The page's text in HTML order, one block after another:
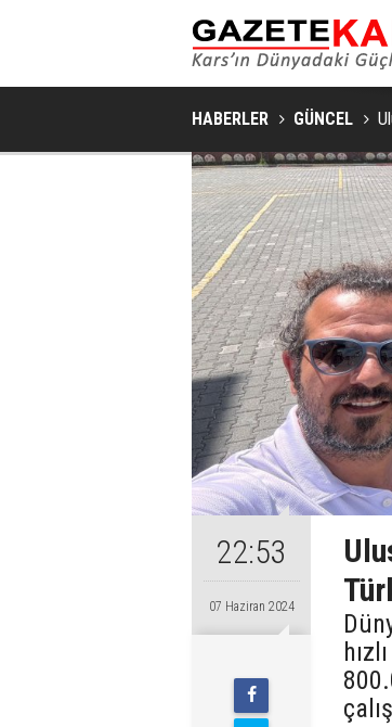
YALNIZ
HABERLER GÜNCEL
22:53
07 Haziran 2024